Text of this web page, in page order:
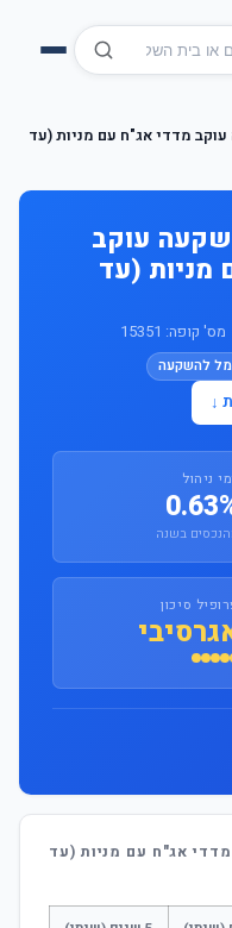
מדדי אג"ח עם מניות (עד
עוקב
מניות (עד
15351
להשקעה
↓
ניהול
בשנה
סיכון
אג"ח עם מניות (עד